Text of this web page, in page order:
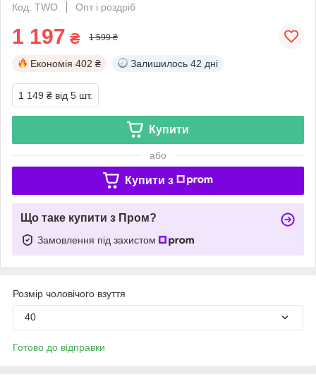
Код: TWO
Опт і роздріб
1 197 ₴ 1 599 ₴
Економія 402 ₴ Залишилось 42 дні
1 149 ₴ від 5 шт.
Купити
або
Купити з
Що таке купити з Пром?
Замовлення під захистом
Розмір чоловічого взуття
40
Готово до відправки